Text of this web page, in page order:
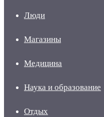
Люди
Магазины
Медицина
Наука и образование
Отдых